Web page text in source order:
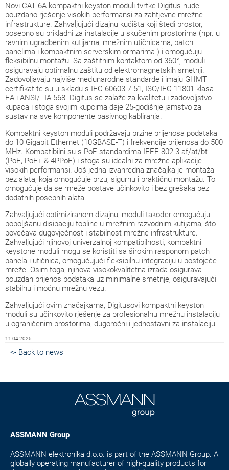
Novi CAT 6A kompaktni keyston moduli tvrtke Digitus nude
pouzdano rješenje visokih performansi za zahtjevne mrežne
infrastrukture. Zahvaljujući dizajnu kućišta koji štedi prostor,
posebno su prikladni za instalacije u skučenim prostorima (npr. u
ravnim ugradbenim kutijama, mrežnim utičnicama, patch
panelima i kompaktnim serverskim ormarima ) i omogućuju
fleksibilnu montažu. Sa zaštitnim kontaktom od 360°, moduli
osiguravaju optimalnu zaštitu od elektromagnetskih smetnji.
Zadovoljavaju najviše međunarodne standarde i imaju GHMT
certifikat te su u skladu s IEC 60603-7-51, ISO/IEC 11801 klasa
EA i ANSI/TIA-568. Digitus se zalaže za kvalitetu i zadovoljstvo
kupaca i stoga svojim kupcima daje 25-godišnje jamstvo za
sustav na sve komponente pasivnog kabliranja.
Kompaktni keyston moduli podržavaju brzine prijenosa podataka
do 10 Gigabit Ethernet (10GBASE-T) i frekvencije prijenosa do 500
MHz. Kompatibilni su s PoE standardima IEEE 802.3 af/at/bt
(PoE, PoE+ & 4PPoE) i stoga su idealni za mrežne aplikacije
visokih performansi. Još jedna izvanredna značajka je montaža
bez alata, koja omogućuje brzu, sigurnu i praktičnu montažu. To
omogućuje da se mreže postave učinkovito i bez grešaka bez
dodatnih posebnih alata.
Zahvaljujući optimiziranom dizajnu, moduli također omogućuju
poboljšanu disipaciju topline u mrežnim razvodnim kutijama, što
povećava dugovječnost i stabilnost mrežne infrastrukture.
Zahvaljujući njihovoj univerzalnoj kompatibilnosti, kompaktni
keystone moduli mogu se koristiti sa širokim rasponom patch
panela i utičnica, omogućujući fleksibilnu integraciju u postojeće
mreže. Osim toga, njihova visokokvalitetna izrada osigurava
pouzdan prijenos podataka uz minimalne smetnje, osiguravajući
stabilnu i moćnu mrežnu vezu.
Zahvaljujući ovim značajkama, Digitusovi kompaktni keyston
moduli su učinkovito rješenje za profesionalnu mrežnu instalaciju
u ograničenim prostorima, dugoročni i jednostavni za instalaciju.
11.04.2025
<- Back to news
ASSMANN Group
ASSMANN elektronika d.o.o. is part of the ASSMANN Group. A
globally operating manufacturer of high-quality products for